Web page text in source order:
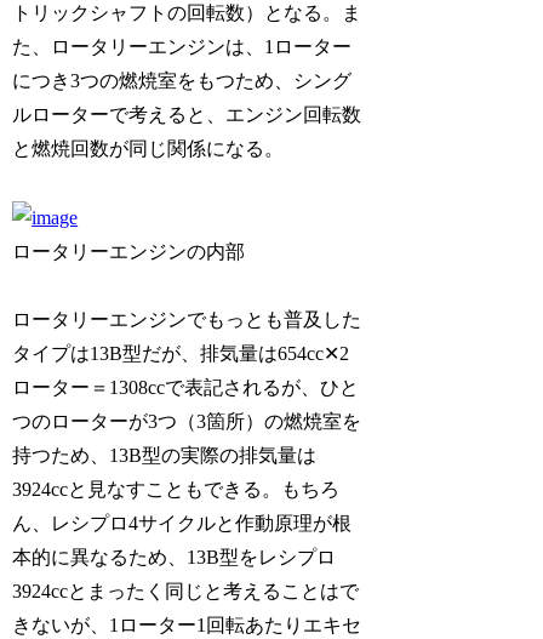
トリックシャフトの回転数）となる。ま
た、ロータリーエンジンは、1ローター
につき3つの燃焼室をもつため、シング
ルローターで考えると、エンジン回転数
と燃焼回数が同じ関係になる。
ロータリーエンジンの内部
ロータリーエンジンでもっとも普及した
タイプは13B型だが、排気量は654cc✕2
ローター＝1308ccで表記されるが、ひと
つのローターが3つ（3箇所）の燃焼室を
持つため、13B型の実際の排気量は
3924ccと見なすこともできる。もちろ
ん、レシプロ4サイクルと作動原理が根
本的に異なるため、13B型をレシプロ
3924ccとまったく同じと考えることはで
きないが、1ローター1回転あたりエキセ